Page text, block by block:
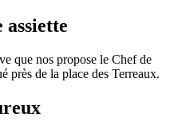
que nos propose le Chef de
près de la place des Terreaux.